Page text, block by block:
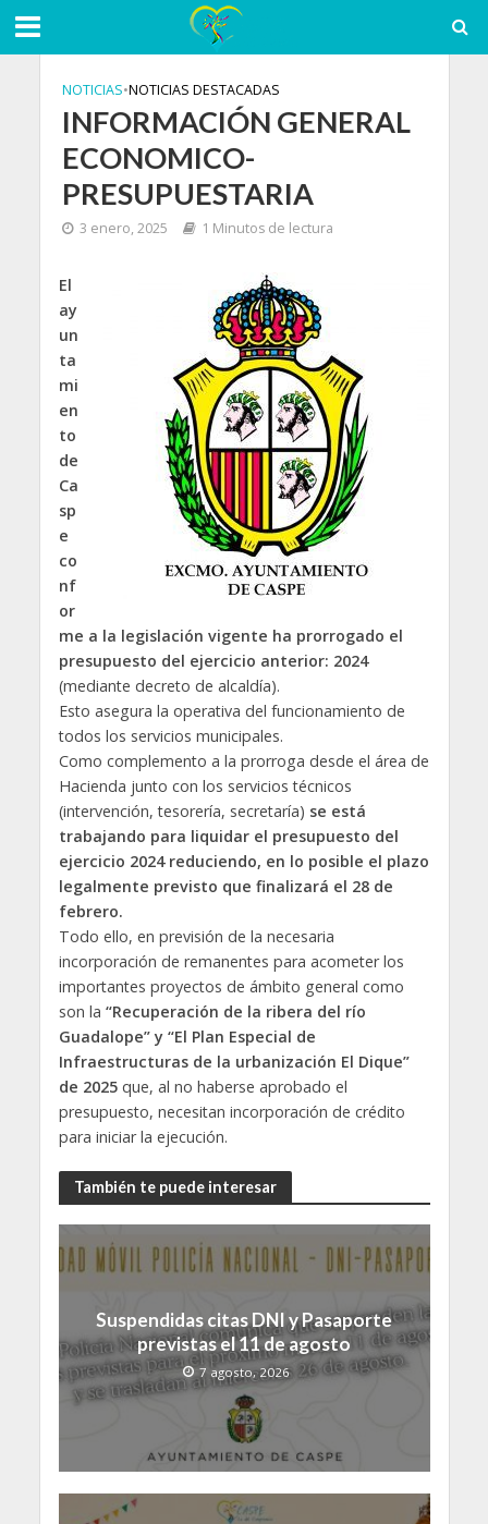
NOTICIAS•NOTICIAS DESTACADAS
INFORMACIÓN GENERAL
ECONOMICO-
PRESUPUESTARIA
3 enero, 2025 1 Minutos de lectura
El
ay
un
ta
mi
en
to
de
Ca
sp
e
co
nf
or
me a la legislación vigente ha prorrogado el
presupuesto del ejercicio anterior: 2024
(mediante decreto de alcaldía).
Esto asegura la operativa del funcionamiento de
todos los servicios municipales.
Como complemento a la prorroga desde el área de
Hacienda junto con los servicios técnicos
(intervención, tesorería, secretaría) se está
trabajando para liquidar el presupuesto del
ejercicio 2024 reduciendo, en lo posible el plazo
legalmente previsto que finalizará el 28 de
febrero.
Todo ello, en previsión de la necesaria
incorporación de remanentes para acometer los
importantes proyectos de ámbito general como
son la “Recuperación de la ribera del río
Guadalope” y “El Plan Especial de
Infraestructuras de la urbanización El Dique”
de 2025que, al no haberse aprobado el
presupuesto, necesitan incorporación de crédito
para iniciar la ejecución.
También te puede interesar
Suspendidas citas DNI y Pasaporte
previstas el 11 de agosto
7 agosto, 2026